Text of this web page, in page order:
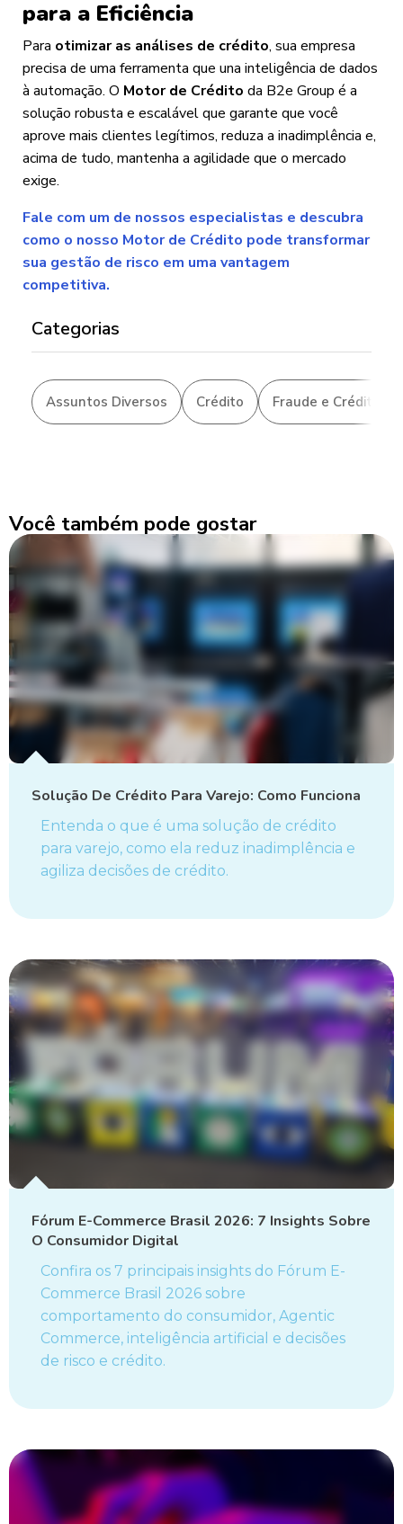
para a Eficiência
Para otimizar as análises de crédito, sua empresa
precisa de uma ferramenta que una inteligência de dados
à automação. O Motor de Crédito da B2e Group é a
solução robusta e escalável que garante que você
aprove mais clientes legítimos, reduza a inadimplência e,
acima de tudo, mantenha a agilidade que o mercado
exige.
Fale com um de nossos especialistas e descubra
como o nosso Motor de Crédito pode transformar
sua gestão de risco em uma vantagem
competitiva.
Categorias
Assuntos Diversos Crédito Fraude e Crédito
Você também pode gostar
Solução De Crédito Para Varejo: Como Funciona
Entenda o que é uma solução de crédito
para varejo, como ela reduz inadimplência e
agiliza decisões de crédito.
Fórum E-Commerce Brasil 2026: 7 Insights Sobre
O Consumidor Digital
Confira os 7 principais insights do Fórum E-
Commerce Brasil 2026 sobre
comportamento do consumidor, Agentic
Commerce, inteligência artificial e decisões
de risco e crédito.